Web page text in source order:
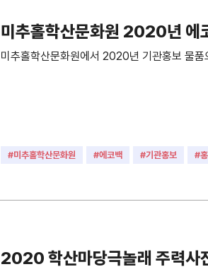
미추홀학산문화원 2020년 에
미추홀학산문화원에서 2020년 기관홍보 물
#미추홀학산문화원 #에코백 #기관홍보 #
2020 학산마당극놀래 주력사